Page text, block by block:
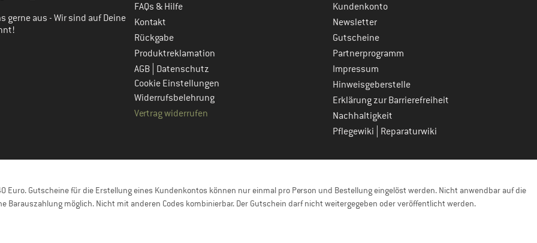
gerne aus - Wir sind auf Deine
FAQs & Hilfe
Kontakt
Rückgabe
Produktreklamation
AGB Datenschutz
Cookie Einstellungen
Widerrufsbelehrung
Vertrag widerrufen
Kundenkonto
Newsletter
Gutscheine
Partnerprogramm
Impressum
Hinweisgeberstelle
Erklärung zur Barrierefreiheit
Nachhaltigkeit
Pflegewiki
Reparaturwiki
Gutscheine für die Erstellung eines Kundenkontos können nur einmal pro Person und Bestellung eingelöst werden. Nicht anwendbar auf die
Barauszahlung möglich. Nicht mit anderen Codes kombinierbar. Der Gutschein darf nicht weitergegeben oder veröffentlicht werden.